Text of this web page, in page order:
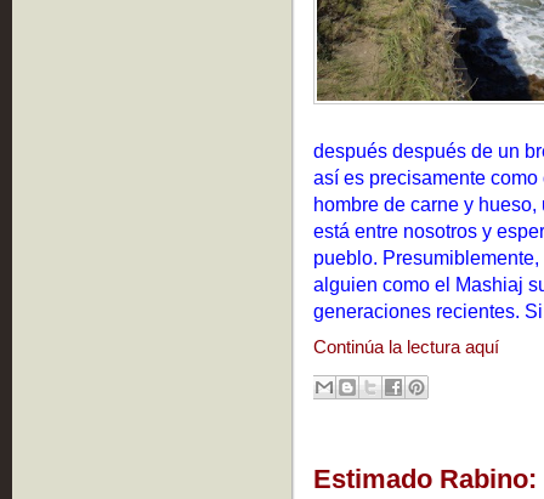
después después de un
así es precisamente
hombre de carne y
está entre nosotros y
pueblo.
alguien como el Mashiaj
generaciones recientes.
Continúa la lectura aquí
Estimado